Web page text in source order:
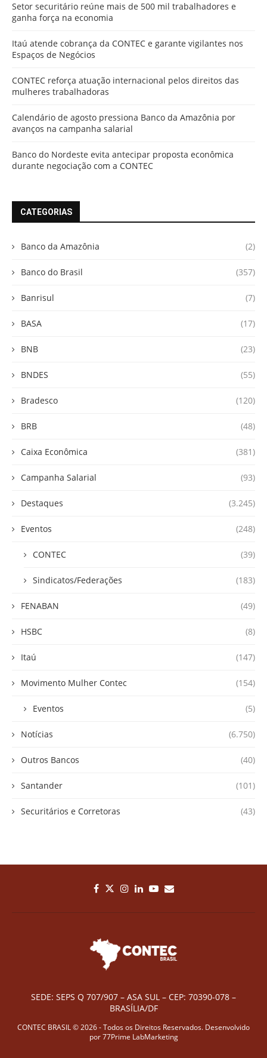
Setor securitário reúne mais de 500 mil trabalhadores e
ganha força na economia
Itaú atende cobrança da CONTEC e garante vigilantes nos
Espaços de Negócios
CONTEC reforça atuação internacional pelos direitos das
mulheres trabalhadoras
Calendário de agosto pressiona Banco da Amazônia por
avanços na campanha salarial
Banco do Nordeste evita antecipar proposta econômica
durante negociação com a CONTEC
CATEGORIAS
Banco da Amazônia (2)
Banco do Brasil (357)
Banrisul (7)
BASA (17)
BNB (23)
BNDES (55)
Bradesco (120)
BRB (48)
Caixa Econômica (381)
Campanha Salarial (93)
Destaques (3.245)
Eventos (248)
CONTEC (39)
Sindicatos/Federações (183)
FENABAN (49)
HSBC (8)
Itaú (147)
Movimento Mulher Contec (154)
Eventos (5)
Notícias (6.750)
Outros Bancos (40)
Santander (101)
Securitários e Corretoras (43)
SEDE: SEPS Q 707/907 – ASA SUL – CEP: 70390-078 –
BRASÍLIA/DF
CONTEC BRASIL © 2026 - Todos os Direitos Reservados. Desenvolvido
por77Prime LabMarketing